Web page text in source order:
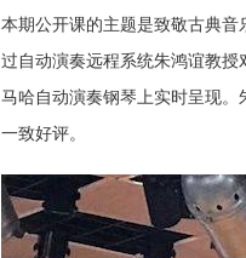
本期公开课的主题是致敬古典
过自动演奏远程系统朱鸿谊教
马哈自动演奏钢琴上实时呈现
一致好评。